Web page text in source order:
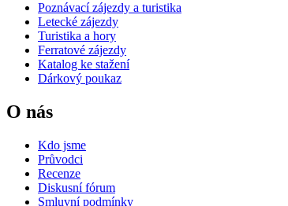
Poznávací zájezdy a turistika
Letecké zájezdy
Turistika a hory
Ferratové zájezdy
Katalog ke stažení
Dárkový poukaz
O nás
Kdo jsme
Průvodci
Recenze
Diskusní fórum
Smluvní podmínky